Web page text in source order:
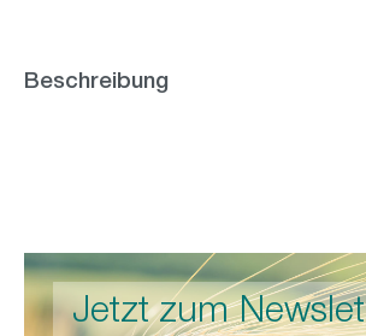
Beschreibung
Jetzt zum